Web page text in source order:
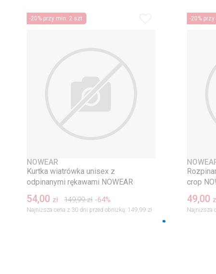
-20% przy min. 2 szt.
NOWEAR
Kurtka wiatrówka unisex z
odpinanymi rękawami NOWEAR
54,00 zł 149,99 zł -64%
Najniższa cena z 30 dni przed obniżką: 149,99 zł
-20%
crop
49,00
Najniższa